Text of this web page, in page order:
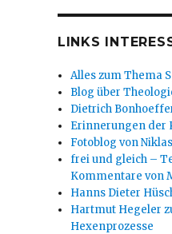
LINKS
Alles zum Thema
Blog über
Dietrich
Erinnerungen der
Fotoblog von
frei und gleich –
Kommentare von
Hanns Dieter
Hartmut Hegeler
Hexenprozesse